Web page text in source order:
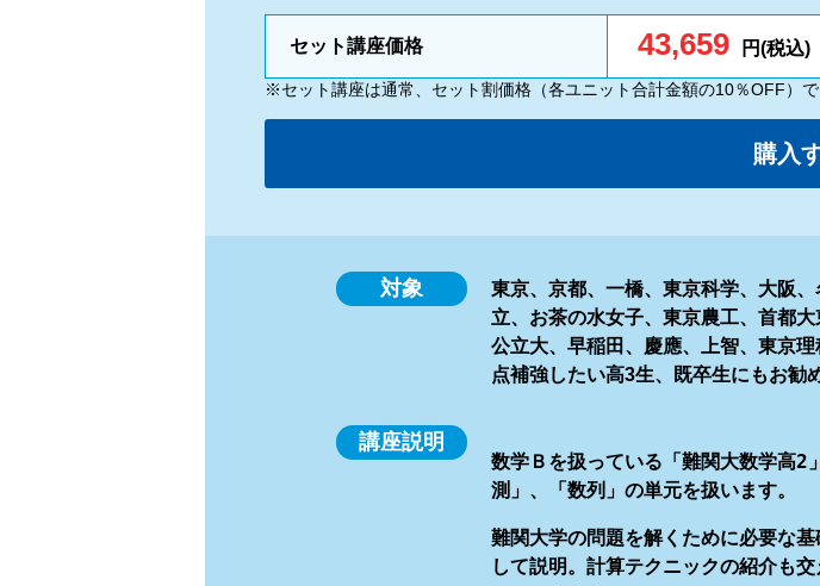
セット講座価格 43,659 円(税込)
※セット講座は通常、セット割価格（各ユニット合計金額の10％OFF）で
購入
対象
東京、京都、一橋、東京科学、大阪
立、お茶の水女子、東京農工、首都
公立大、早稲田、慶應、上智、東京
点補強したい高3生、既卒生にもお勧
講座説明
数学Ｂを扱っている「難関大数学高
測」、「数列」の単元を扱います。
難関大学の問題を解くために必要な
して説明。計算テクニックの紹介も